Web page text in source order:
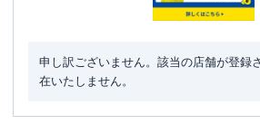
申し訳ございません。該当の店舗が登録
在いたしません。